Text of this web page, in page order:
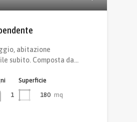
abitazione
subito. Composta da…
1
Superficie
180 mq